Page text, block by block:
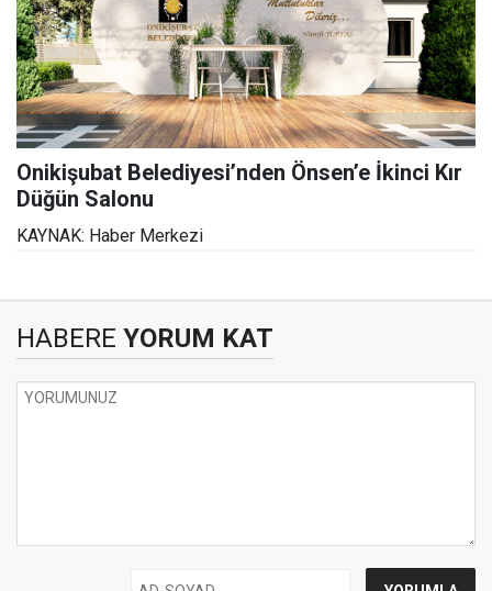
Onikişubat Belediyesi’nden Önsen’e İkinci Kır
Düğün Salonu
KAYNAK: Haber Merkezi
HABERE YORUM KAT